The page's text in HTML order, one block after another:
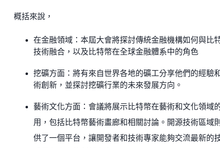
概括來說，
在金融領域：本屆大會將探討傳統金融機構如何與比
技術融合，以及比特幣在全球金融體系中的角色
挖礦方面：將有來自世界各地的礦工分享他們的經驗
術創新，並探討挖礦行業的未來發展方向。
藝術文化方面：會議將展示比特幣在藝術和文化領域
用，包括比特幣藝術畫廊和相關討論。開源技術區域
供了一個平台，讓開發者和技術專家能夠交流最新的